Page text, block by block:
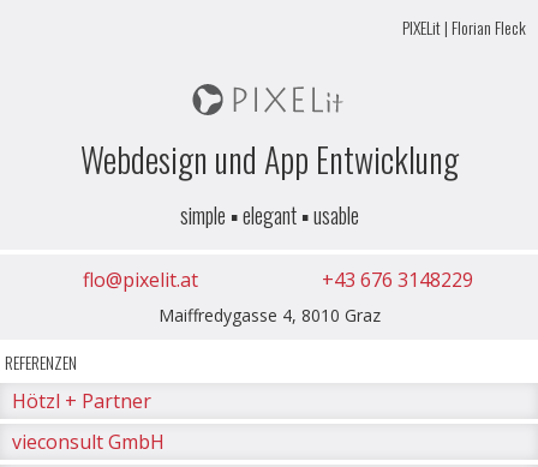
PIXELit | Florian Fleck
Webdesign und App Entwicklung
simple ▪ elegant ▪ usable
flo@pixelit.at +43 676 3148229
Maiffredygasse 4, 8010 Graz
REFERENZEN
Hötzl + Partner
vieconsult GmbH